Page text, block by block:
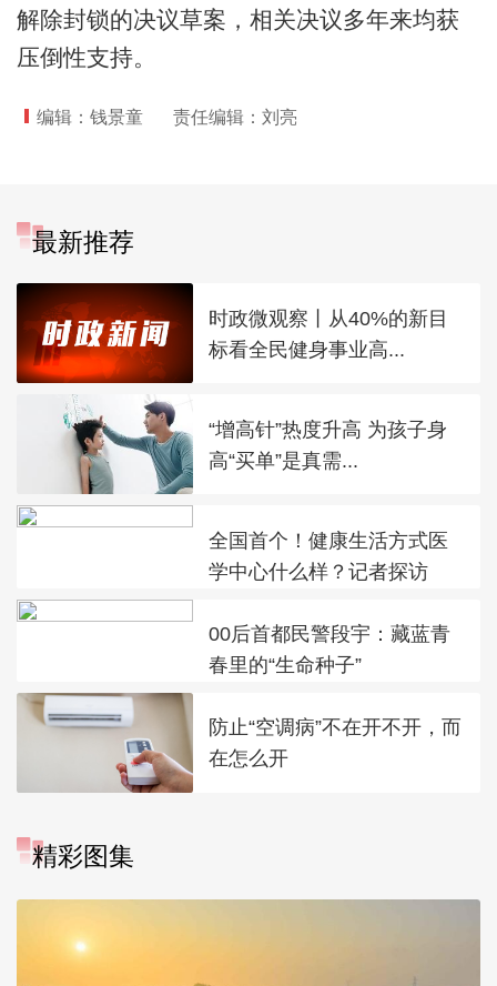
解除封锁的决议草案，相关决议多年来均获
压倒性支持。
编辑：钱景童 责任编辑：刘亮
最新推荐
时政微观察丨从40%的新目
标看全民健身事业高...
“增高针”热度升高 为孩子身
高“买单”是真需...
全国首个！健康生活方式医
学中心什么样？记者探访
00后首都民警段宇：藏蓝青
春里的“生命种子”
防止“空调病”不在开不开，而
在怎么开
精彩图集